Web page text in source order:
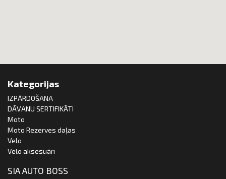
Kategorijas
IZPĀRDOŠANA
DĀVANU SERTIFIKĀTI
Moto
Moto Rezerves daļas
Velo
Velo aksesuāri
SIA AUTO BOSS